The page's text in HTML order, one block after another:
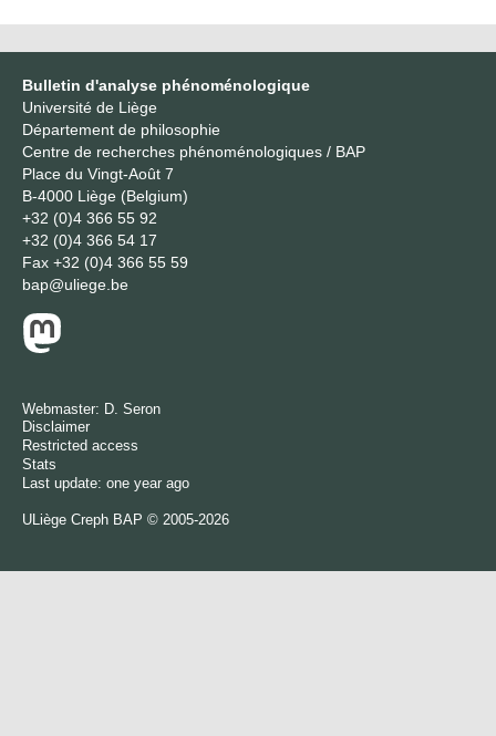
Bulletin d'analyse phénoménologique
Université de Liège
Département de philosophie
Centre de recherches phénoménologiques / BAP
Place du Vingt-Août 7
B-4000 Liège (Belgium)
+32 (0)4 366 55 92
+32 (0)4 366 54 17
Fax +32 (0)4 366 55 59
bap@uliege.be
Webmaster: D. Seron
Disclaimer
Restricted access
Stats
Last update: one year ago
ULiège Creph BAP © 2005-2026